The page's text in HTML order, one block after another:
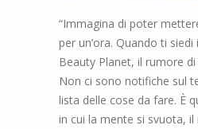
“Immagina di poter
per un’ora. Quando ti
Beauty Planet, il rumore
Non ci sono notifiche sul
lista delle cose da fare. È
in cui la mente si svuota, il